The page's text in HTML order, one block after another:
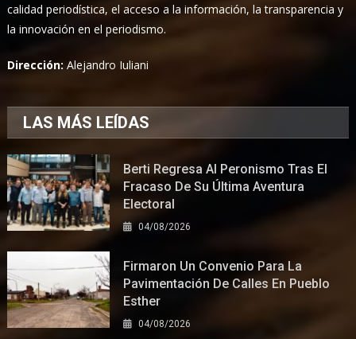
calidad periodística, el acceso a la información, la transparencia y
la innovación en el periodismo.
Dirección:Alejandro Iuliani
LAS MÁS LEÍDAS
Berti Regresa Al Peronismo Tras El
Fracaso De Su Última Aventura
Electoral
04/08/2026
Firmaron Un Convenio Para La
Pavimentación De Calles En Pueblo
Esther
04/08/2026